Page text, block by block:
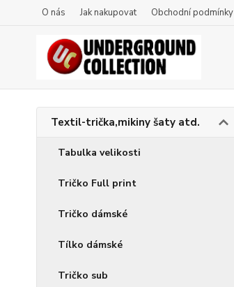
O nás Jak nakupovat Obchodní podmínky
Textil-trička,mikiny šaty atd.
Tabulka velikosti
Tričko Full print
Tričko dámské
Tílko dámské
Tričko sub